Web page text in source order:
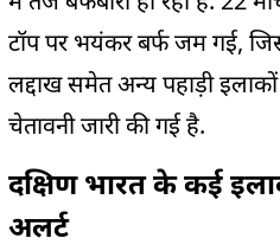
टॉप पर भयंकर बर्फ जम गई,
लद्दाख समेत अन्य पहाड़ी
चेतावनी जारी की गई है.
दक्षिण भारत के कई
अलर्ट